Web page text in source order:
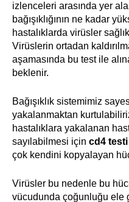
izlenceleri arasında yer
bağışıklığının ne kadar
hastalıklarda virüsler
Virüslerin ortadan
aşamasında bu test ile
beklenir.
Bağışıklık sistemimiz
yakalanmaktan
hastalıklara yakalanan
sayılabilmesi için cd4 testi
çok kendini kopyalayan
Virüsler bu nedenle bu
vücudunda çoğunluğu ele